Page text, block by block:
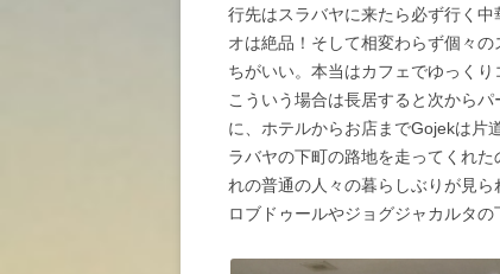
行先はスラバヤに来たら必ず行く
オは絶品！そして相変わらず個々
ちがいい。本当はカフェでゆっく
こういう場合は長居すると次から
に、ホテルからお店までGojekは片
ラバヤの下町の路地を走ってくれ
れの普通の人々の暮らしぶりが見
ロブドゥールやジョグジャカルタ